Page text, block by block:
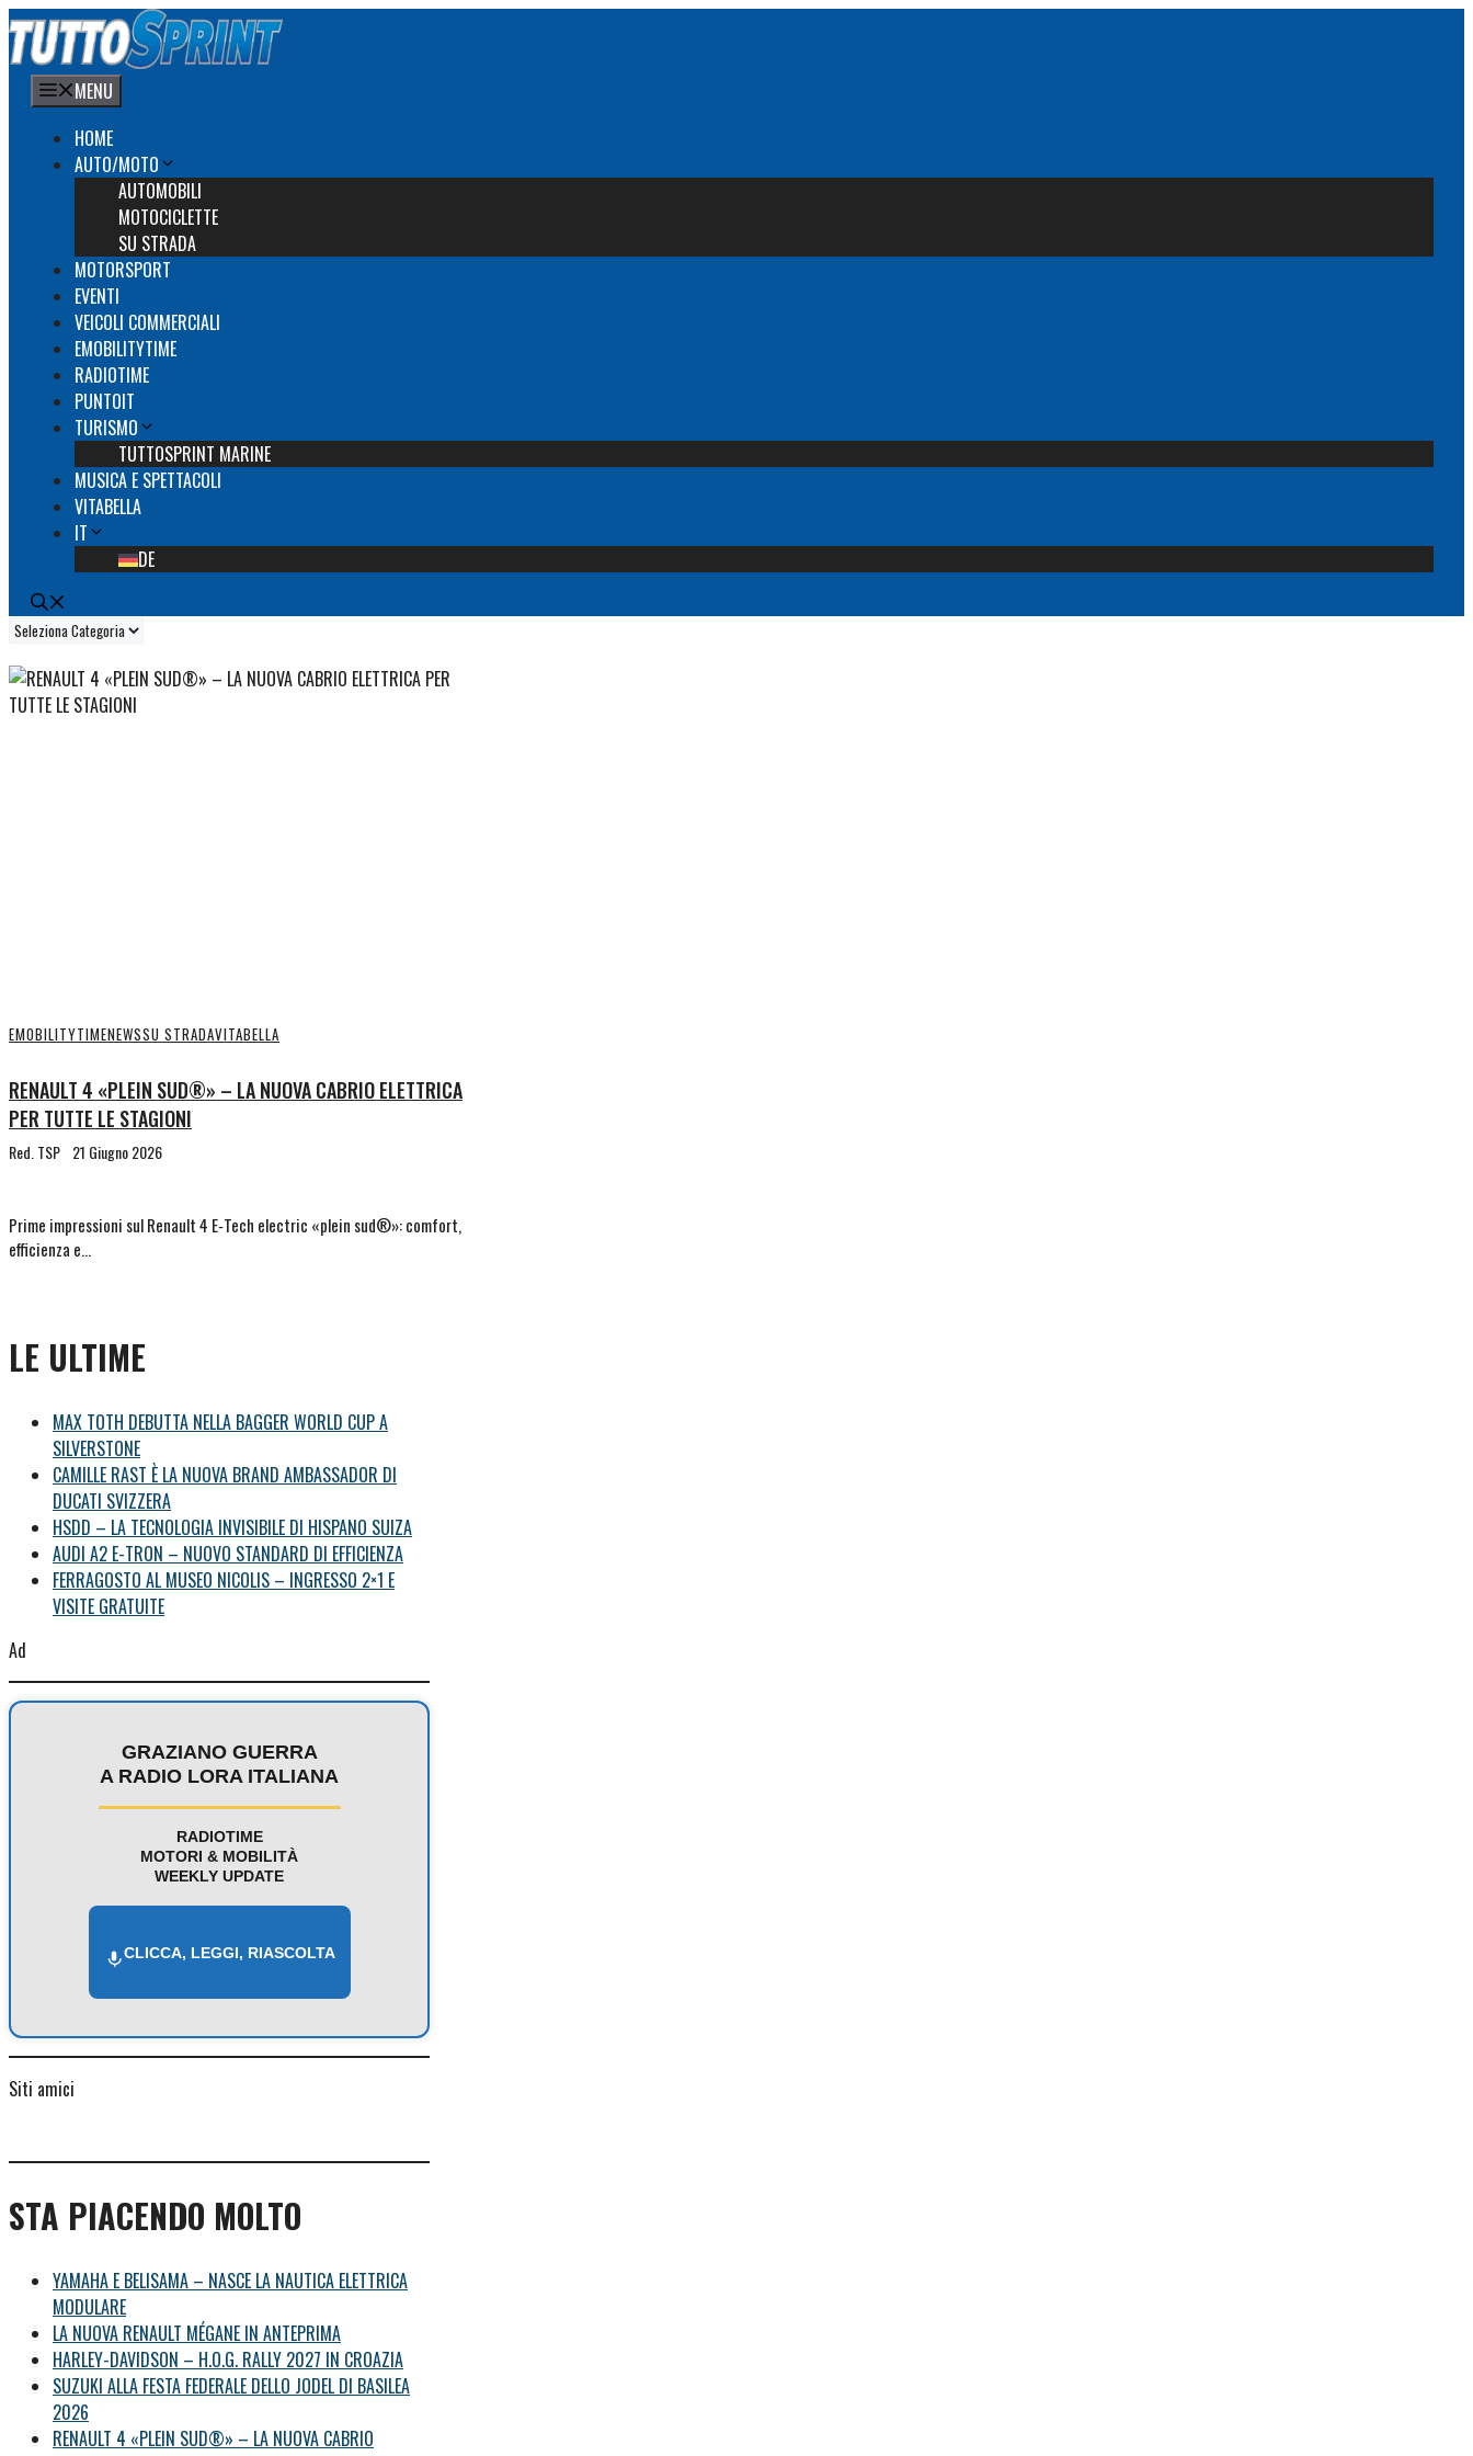
Vai
al
contenuto
MENU
HOME
AUTO/MOTO
AUTOMOBILI
MOTOCICLETTE
SU STRADA
MOTORSPORT
EVENTI
VEICOLI COMMERCIALI
EMOBILITYTIME
RADIOTIME
PUNTOIT
TURISMO
TUTTOSPRINT MARINE
MUSICA E SPETTACOLI
VITABELLA
IT
DE
Categorie
EMOBILITYTIMENEWSSU STRADAVITABELLA
RENAULT 4 «PLEIN SUD®» – LA NUOVA CABRIO ELETTRICA
PER TUTTE LE STAGIONI
Red. TSP 21 Giugno 2026
Prime impressioni sul Renault 4 E‑Tech electric «plein sud®»: comfort,
efficienza e…
LE ULTIME
MAX TOTH DEBUTTA NELLA BAGGER WORLD CUP A
SILVERSTONE
CAMILLE RAST È LA NUOVA BRAND AMBASSADOR DI
DUCATI SVIZZERA
HSDD – LA TECNOLOGIA INVISIBILE DI HISPANO SUIZA
AUDI A2 E-TRON – NUOVO STANDARD DI EFFICIENZA
FERRAGOSTO AL MUSEO NICOLIS – INGRESSO 2×1 E
VISITE GRATUITE
Ad
GRAZIANO GUERRA
A RADIO LORA ITALIANA
RADIOTIME
MOTORI & MOBILITÀ
WEEKLY UPDATE
CLICCA, LEGGI, RIASCOLTA
Siti amici
STA PIACENDO MOLTO
YAMAHA E BELISAMA – NASCE LA NAUTICA ELETTRICA
MODULARE
LA NUOVA RENAULT MÉGANE IN ANTEPRIMA
HARLEY-DAVIDSON – H.O.G. RALLY 2027 IN CROAZIA
SUZUKI ALLA FESTA FEDERALE DELLO JODEL DI BASILEA
2026
RENAULT 4 «PLEIN SUD®» – LA NUOVA CABRIO